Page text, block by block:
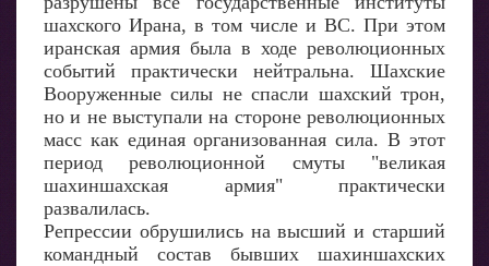
шахского Ирана, в том числе и ВС. При этом
иранская армия была в ходе революционных
событий практически нейтральна. Шахские
Вооруженные силы не спасли шахский трон,
но и не выступали на стороне революционных
масс как единая организованная сила. В этот
период революционной смуты "великая
шахиншахская армия" практически
развалилась.
Репрессии обрушились на высший и старший
командный состав бывших шахиншахских